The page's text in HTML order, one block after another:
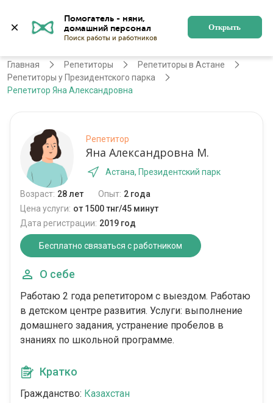
Помогатель - няни,
Поиск работы и работников
Открыть
Астана Регистрация
Главная Репетиторы
Репетиторы в Астане
Репетиторы у Президентского парка
Репетитор Яна Александровна
Репетитор
Яна Александровна М.
Астана, Президентский парк
Возраст: 28 лет Опыт: 2 года
Цена услуги: от 1500 тнг/45 минут
Дата регистрации: 2019 год
Бесплатно связаться с работником
О себе
Работаю 2 года репетитором с выездом. Работаю
в детском центре развития. Услуги: выполнение
домашнего задания, устранение пробелов в
знаниях по школьной программе.
Кратко
Гражданство: Казахстан